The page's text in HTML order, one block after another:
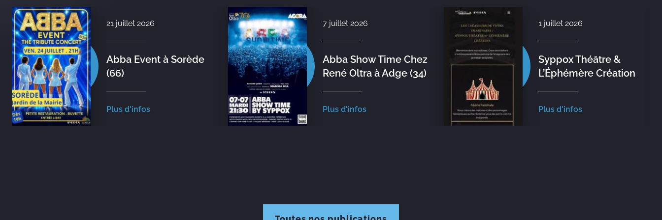
21 juillet 2026
Abba Event à Sorède
(66)
Plus d'infos
7 juillet 2026
Abba Show Time Chez
René Oltra à Adge (34)
Plus d'infos
1 juillet 2026
Syppox Théâtre &
L’Éphémère Création
Plus d'infos